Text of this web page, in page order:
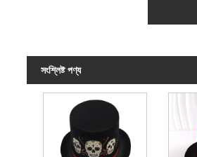
সংশ্লিষ্ট পণ্য